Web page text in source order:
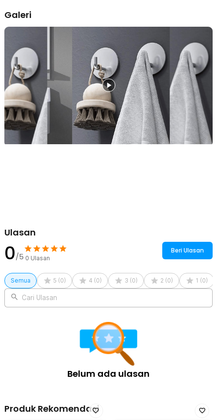
maka peralatan dapat diletakkan dengan rapi sehingga mudah
ditemukan saat membutuhkannya.
Jika diperhatikan, gantungan dinding ini memiliki bilah penahan
dengan bentuk menyerupai huruf J. Ujung bilah yang mengarah ke
atas ini dapat menahan barang yang digantungkan agar tidak
terjatuh karena licin atau terkena hembusan angin.
Bahan Kuat Berkualitas
Terbuat dari material stainless steel berkualitas yang kuat serta
mampu menahan bobot berbagai barang. Jadi Anda tidak perlu
khawatir gantungan akan patah saat digunakan. Selain itu, bahan ini
juga tahan karat sehingga awet untuk penggunaan jangka panjang.
Lepas, Tempel, dan Gunakan
Dilengkapi dengan stiker perekat yang kuat sehingga dapat
Galeri
Ulasan
0/5 0 Ulasan
Beri Ulasan
Semua 5 (0) 4 (0) 3 (0) 2 (0) 1 (0)
Cari Ulasan
Belum ada ulasan
Produk Rekomendasi